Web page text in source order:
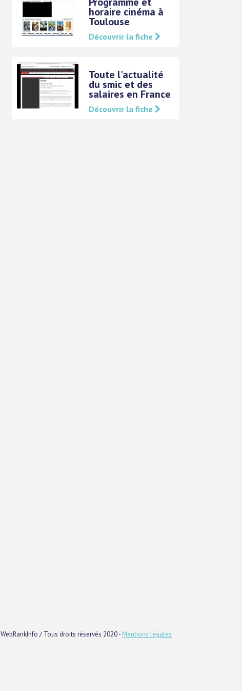
horaire cinéma à
Toulouse
Découvrir la fiche
Toute l'actualité
du smic et des
salaires en France
Découvrir la fiche
WebRankInfo / Tous droits réservés 2020 - Mentions légales